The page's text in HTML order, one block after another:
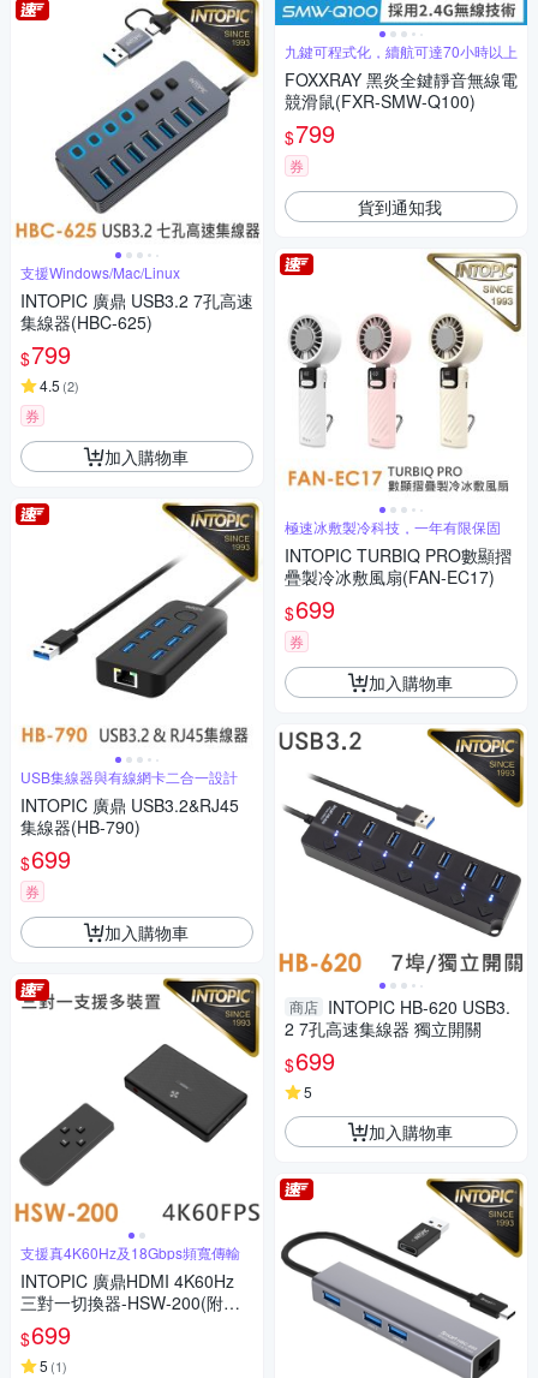
支援Windows/Mac/Linux
INTOPIC 廣鼎 USB3.2 7孔高速
集線器(HBC-625)
$799
4.5 (2)
券
加入購物車
USB集線器與有線網卡二合一設計
INTOPIC 廣鼎 USB3.2&RJ45
集線器(HB-790)
$699
券
加入購物車
支援真4K60Hz及18Gbps頻寬傳輸
INTOPIC 廣鼎HDMI 4K60Hz
三對一切換器-HSW-200(附紅
外線遙控器)
$699
5 (1)
九鍵可程式化，續航可達70小時以上
FOXXRAY 黑炎全鍵靜音無線電
競滑鼠(FXR-SMW-Q100)
$799
券
貨到通知我
極速冰敷製冷科技，一年有限保固
INTOPIC TURBIQ PRO數顯摺
疊製冷冰敷風扇(FAN-EC17)
$699
券
加入購物車
商店 INTOPIC HB-620 USB3.
2 7孔高速集線器 獨立開關
$699
5
加入購物車